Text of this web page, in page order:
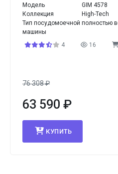
Модель
GIM 4578
Коллекция
High-Tech
Тип посудомоечной
машины
полностью
4 16
76 308₽
63 590 ₽
КУПИТЬ